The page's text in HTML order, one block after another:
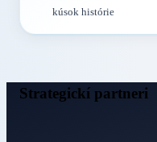
kúsok histórie
Strategickí partneri